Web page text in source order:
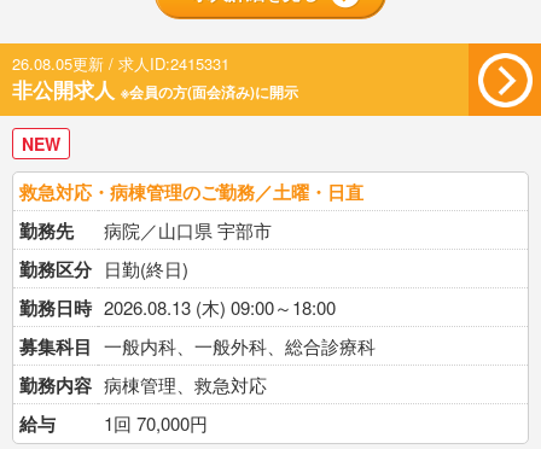
26.08.05更新 / 求人ID:2415331
非公開求人 ※会員の方(面会済み)に開示
NEW
救急対応・病棟管理のご勤務／土曜・日直
勤務先
病院／山口県 宇部市
勤務区分 日勤(終日)
勤務日時 2026.08.13 (木) 09:00～18:00
募集科目 一般内科、一般外科、総合診療科
勤務内容 病棟管理、救急対応
給与 1回 70,000円